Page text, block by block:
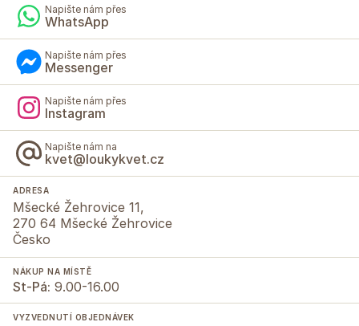
Napište nám přes
WhatsApp
Napište nám přes
Messenger
Napište nám přes
Instagram
Napište nám na
kvet@loukykvet.cz
ADRESA
Mšecké Žehrovice 11,
270 64 Mšecké Žehrovice
Česko
NÁKUP NA MÍSTĚ
St-Pá: 9.00-16.00
VYZVEDNUTÍ OBJEDNÁVEK